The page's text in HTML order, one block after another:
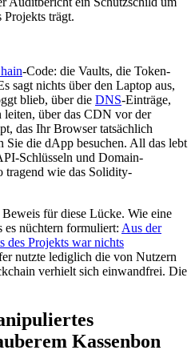
Projekts trägt.
-Code: die Vaults, die Token-
sagt nichts über den Laptop aus,
blieb, über die DNS-Einträge,
über das CDN vor der
das Ihr Browser tatsächlich
Sie die dApp besuchen. All das lebt
Schlüsseln und Domain-
wie das Solidity-
für diese Lücke. Wie eine
es nüchtern formuliert: Aus der
des Projekts war nichts
nutzte lediglich die von Nutzern
verhielt sich einwandfrei. Die
Kassenbon